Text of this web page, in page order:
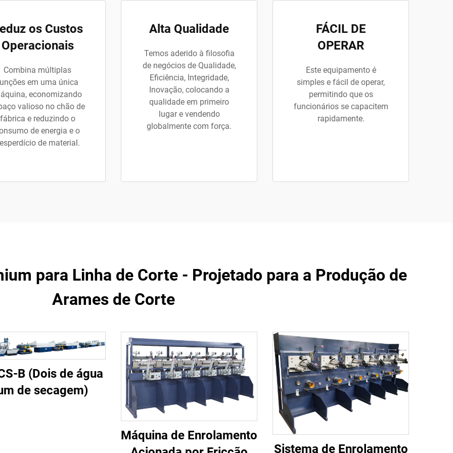
os Custos
Operacionais
Combina múltiplas
em uma única
economizando
valioso no chão de
fábrica e reduzindo o
de energia e o
de material.
Alta Qualidade
Temos aderido à filosofia
de negócios de Qualidade,
Eficiência, Integridade,
Inovação, colocando a
qualidade em primeiro
lugar e vendendo
globalmente com força.
FÁCIL DE
OPERAR
Este equipamento é
simples e fácil de operar,
permitindo que os
funcionários se capacitem
rapidamente.
para Linha de Corte - Projetado para a Produção de
Arames de Corte
B (Dois de água
de secagem)
Máquina de Enrolamento
Sistema de Enrolamento